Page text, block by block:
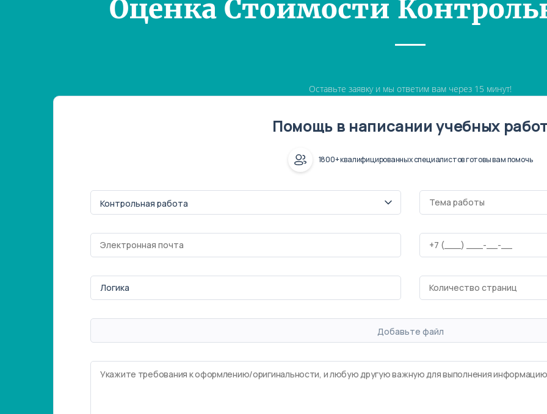
Оценка Стоимости
Оставьте заявку и мы ответим вам через 15 минут!
Помощь в написании учебных
1800+ квалифицированных специалистов готовы вам помочь
Добавьте файл